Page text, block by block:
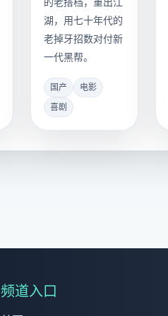
湖，用七十年代的
老掉牙招数对付新
一代黑帮。
国产
电影
喜剧
频道入口